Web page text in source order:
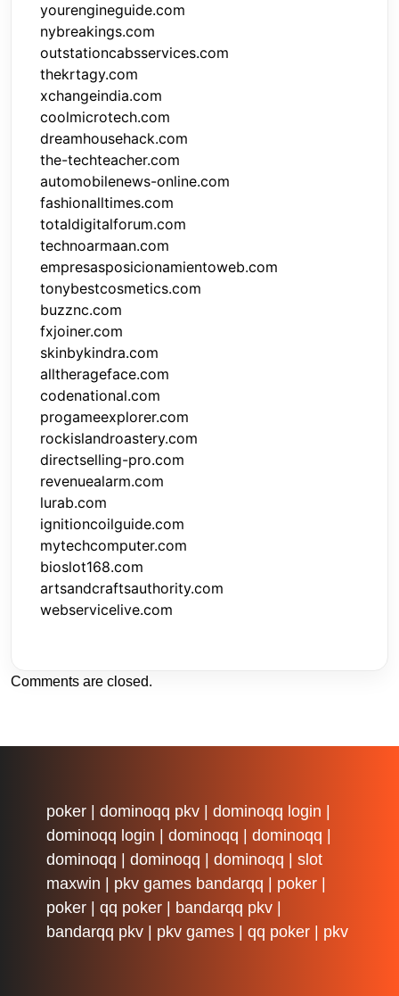
yourengineguide.com
nybreakings.com
outstationcabsservices.com
thekrtagy.com
xchangeindia.com
coolmicrotech.com
dreamhousehack.com
the-techteacher.com
automobilenews-online.com
fashionalltimes.com
totaldigitalforum.com
technoarmaan.com
empresasposicionamientoweb.com
tonybestcosmetics.com
buzznc.com
fxjoiner.com
skinbykindra.com
alltherageface.com
codenational.com
progameexplorer.com
rockislandroastery.com
directselling-pro.com
revenuealarm.com
lurab.com
ignitioncoilguide.com
mytechcomputer.com
bioslot168.com
artsandcraftsauthority.com
webservicelive.com
Comments are closed.
poker dominoqq pkv dominoqq login
dominoqq login
dominoqq dominoqq
dominoqq
dominoqq dominoqq
slot
maxwin
pkv games bandarqq poker
poker
qq poker bandarqq pkv
bandarqq pkv
pkv games qq poker pkv